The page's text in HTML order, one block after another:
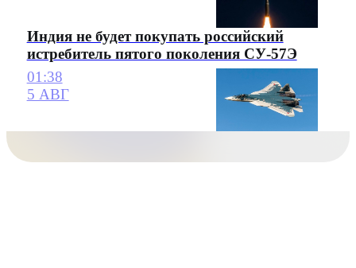
Индия не будет покупать российский
истребитель пятого поколения СУ-57Э
01:38
5 АВГ